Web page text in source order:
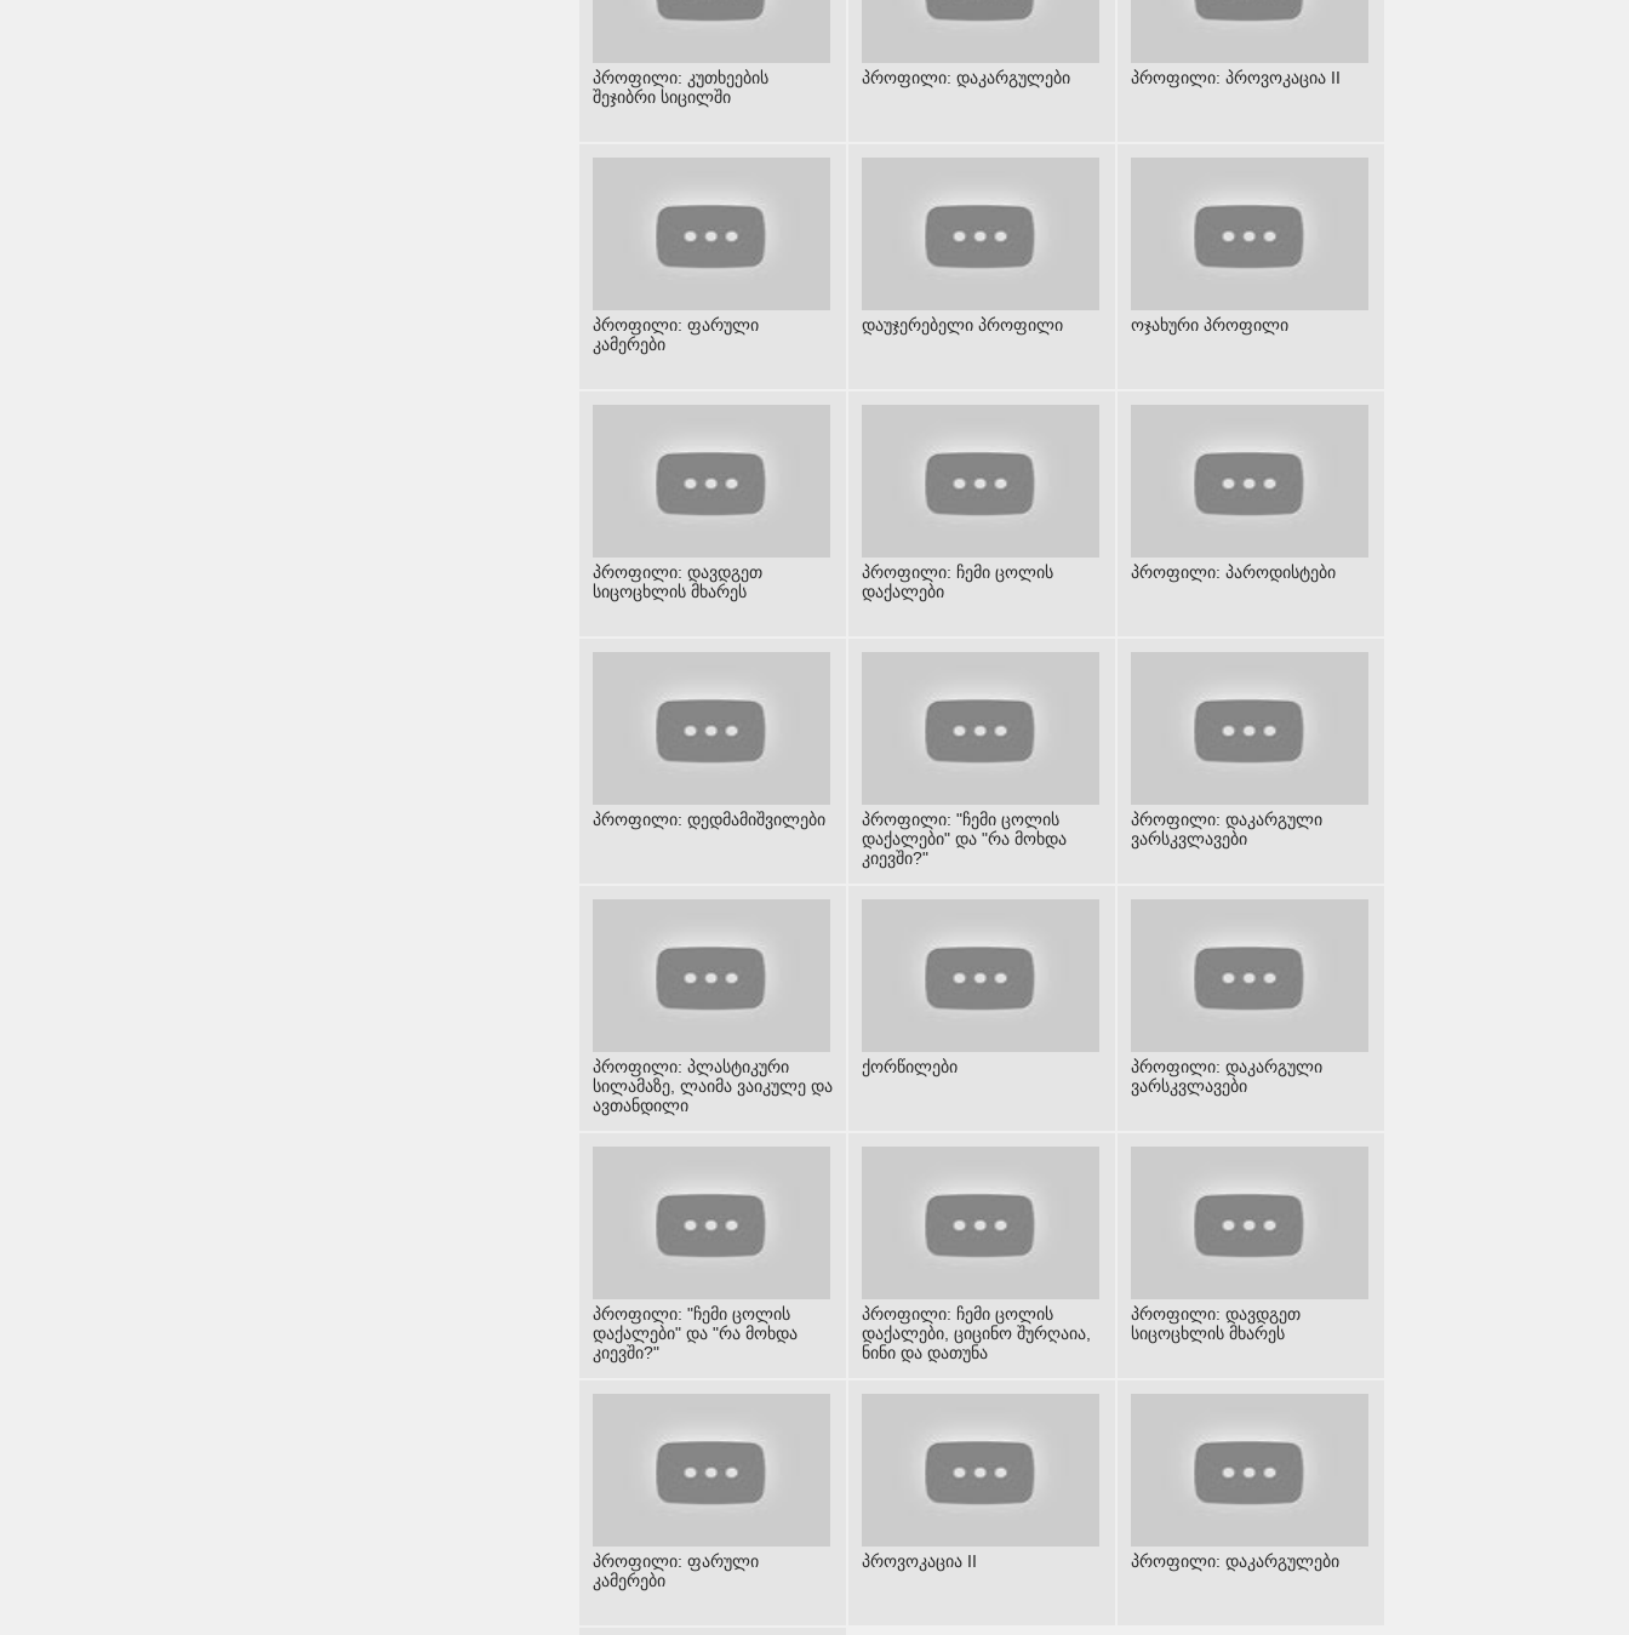
პროფილი: კუთხეების
შეჯიბრი სიცილში
პროფილი: დაკარგულები პროფილი: პროვოკაცია II
პროფილი: ფარული
კამერები
დაუჯერებელი პროფილი ოჯახური პროფილი
პროფილი: დავდგეთ
სიცოცხლის მხარეს
პროფილი: ჩემი ცოლის
დაქალები
პროფილი: პაროდისტები
პროფილი: დედმამიშვილები
პროფილი: "ჩემი ცოლის
დაქალები" და "რა მოხდა
კიევში?"
პროფილი: დაკარგული
ვარსკვლავები
პროფილი: პლასტიკური
სილამაზე, ლაიმა ვაიკულე და
ავთანდილი
ქორწილები
პროფილი: დაკარგული
ვარსკვლავები
პროფილი: "ჩემი ცოლის
დაქალები" და "რა მოხდა
კიევში?"
პროფილი: ჩემი ცოლის
დაქალები, ციცინო შურღაია,
ნინი და დათუნა
პროფილი: დავდგეთ
სიცოცხლის მხარეს
პროფილი: ფარული
კამერები
პროვოკაცია II პროფილი: დაკარგულები